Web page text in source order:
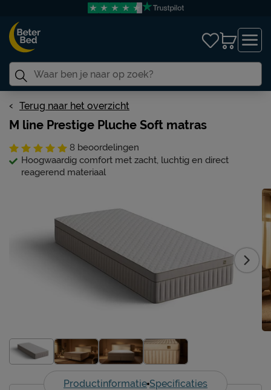
Terug naar het overzicht
M line Prestige Pluche Soft matras
8 beoordelingen
Hoogwaardig comfort met zacht, luchtig en direct
reagerend materiaal
Productinformatie Specificaties